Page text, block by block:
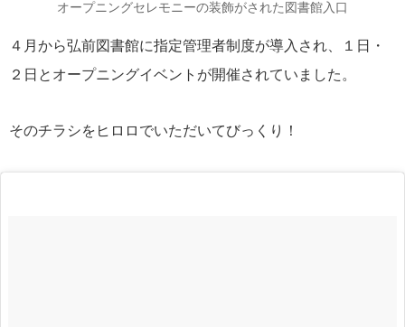
オープニングセレモニーの装飾がされた図書館入口
４月から弘前図書館に指定管理者制度が導入され、１日・
２日とオープニングイベントが開催されていました。
そのチラシをヒロロでいただいてびっくり！